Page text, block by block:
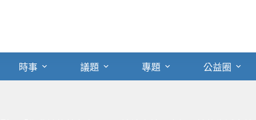
時事 議題 專題 公益圈